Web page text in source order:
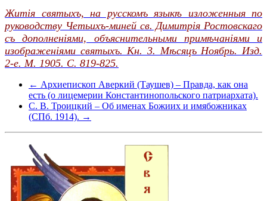
Житія святыхъ, на русскомъ языкѣ изложенныя по
руководству Четьихъ-миней св. Димитрія Ростовскаго
съ дополненіями, объяснительными примѣчаніями и
изображеніями святыхъ. Кн. 3. Мѣсяцъ Ноябрь. Изд.
2-е. М. 1905. С. 819-825.
← Архиепископ Аверкий (Таушев) – Правда, как она
есть (о лицемерии Константинопольского патриархата).
С. В. Троицкий – Об именах Божиих и имябожниках
(СПб. 1914). →